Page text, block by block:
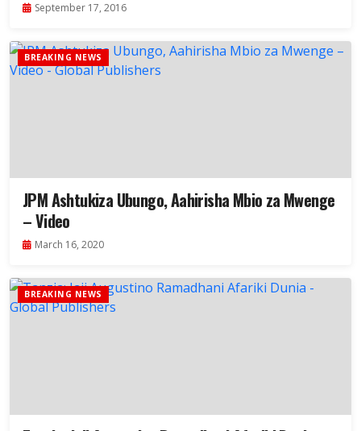
September 17, 2016
BREAKING NEWS
JPM Ashtukiza Ubungo, Aahirisha Mbio za Mwenge
– Video
March 16, 2020
BREAKING NEWS